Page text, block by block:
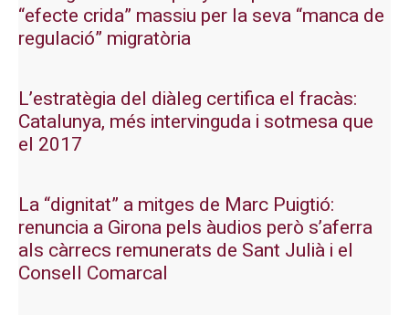
“efecte crida” massiu per la seva “manca de
regulació” migratòria
L’estratègia del diàleg certifica el fracàs:
Catalunya, més intervinguda i sotmesa que
el 2017
La “dignitat” a mitges de Marc Puigtió:
renuncia a Girona pels àudios però s’aferra
als càrrecs remunerats de Sant Julià i el
Consell Comarcal